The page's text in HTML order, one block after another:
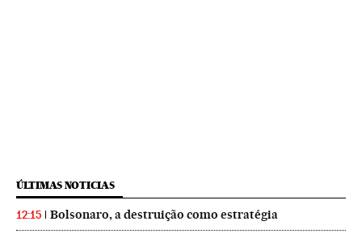
ÚLTIMAS NOTICIAS
12:15 Bolsonaro, a destruição como estratégia